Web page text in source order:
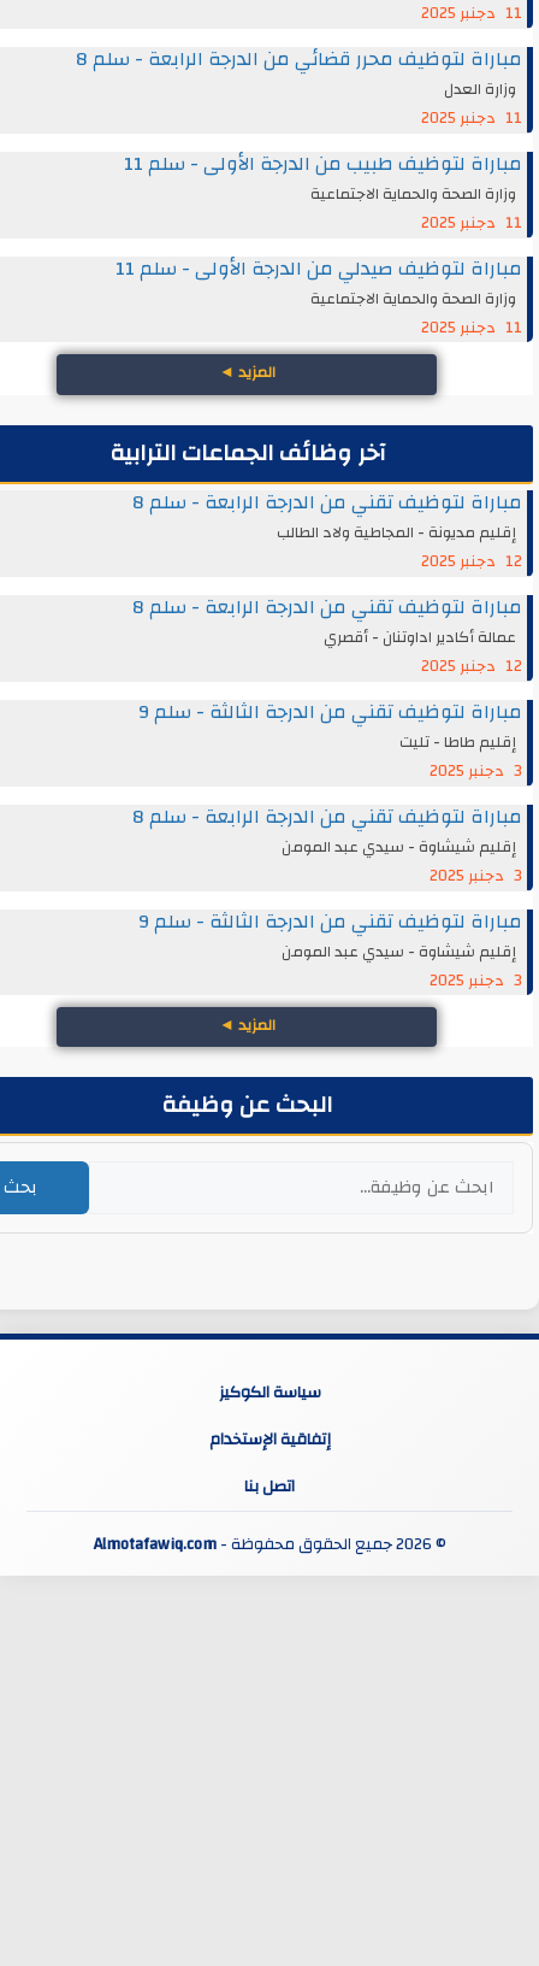
لتوظيف محرر قضائي من الدرجة الرابعة - سلم 8
العدل
لتوظيف طبيب من الدرجة الأولى - سلم 11
الصحة والحماية الاجتماعية
لتوظيف صيدلي من الدرجة الأولى - سلم 11
الصحة والحماية الاجتماعية
◄
آخر وظائف الجماعات الترابية
لتوظيف تقني من الدرجة الرابعة - سلم 8
مديونة - المجاطية ولاد الطالب
لتوظيف تقني من الدرجة الرابعة - سلم 8
أكادير اداوتنان - أقصري
لتوظيف تقني من الدرجة الثالثة - سلم 9
طاطا - تليت
لتوظيف تقني من الدرجة الرابعة - سلم 8
شيشاوة - سيدي عبد المومن
لتوظيف تقني من الدرجة الثالثة - سلم 9
شيشاوة - سيدي عبد المومن
◄
البحث عن وظيفة
سياسة الكوكيز
إتفاقية الإستخدام
اتصل بنا
Almotafawiq.com